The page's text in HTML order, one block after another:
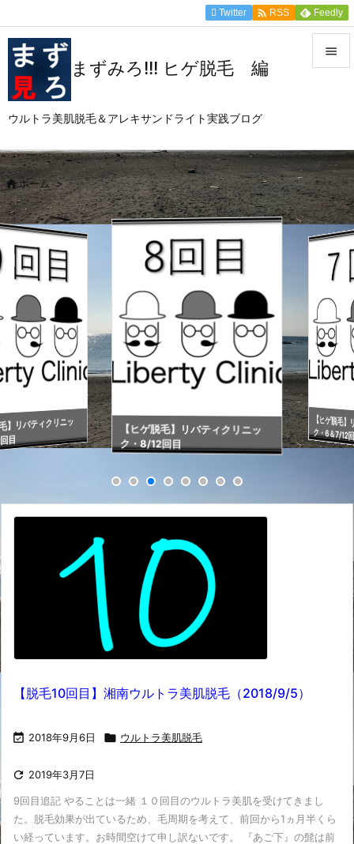
まずみろ!!! ヒゲ脱毛 編
ウルトラ美肌脱毛＆アレキサンドライト実践ブログ


前へ

次へ

検索
Twitter  RSS Feedly
ホーム >
ティクリニッ
【ヒゲ脱毛】リバティクリニッ
ク・8/12回目
【ヒゲ脱毛】リバ
ク・6＆7/12回目
【脱毛10回目】湘南ウルトラ美肌脱毛（2018/9/5）
 2018年9月6日  ウルトラ美肌脱毛
 2019年3月7日
9回目追記 やることは一緒 １０回目のウルトラ美肌を受けてきまし
た。脱毛効果が出ているため、毛周期を考えて、前回から1ヵ月半くら
い経っています。お時間空けて申し訳ないです。 『あご下』の髭は前